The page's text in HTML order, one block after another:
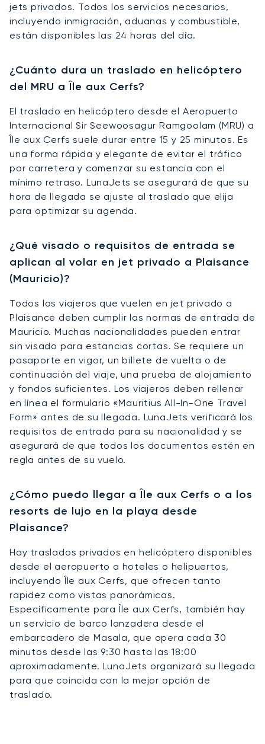
jets privados. Todos los servicios necesarios,
incluyendo inmigración, aduanas y combustible,
están disponibles las 24 horas del día.
¿Cuánto dura un traslado en helicóptero
del MRU a Île aux Cerfs?
El traslado en helicóptero desde el Aeropuerto
Internacional Sir Seewoosagur Ramgoolam (MRU) a
Île aux Cerfs suele durar entre 15 y 25 minutos. Es
una forma rápida y elegante de evitar el tráfico
por carretera y comenzar su estancia con el
mínimo retraso. LunaJets se asegurará de que su
hora de llegada se ajuste al traslado que elija
para optimizar su agenda.
¿Qué visado o requisitos de entrada se
aplican al volar en jet privado a Plaisance
(Mauricio)?
Todos los viajeros que vuelen en jet privado a
Plaisance deben cumplir las normas de entrada de
Mauricio. Muchas nacionalidades pueden entrar
sin visado para estancias cortas. Se requiere un
pasaporte en vigor, un billete de vuelta o de
continuación del viaje, una prueba de alojamiento
y fondos suficientes. Los viajeros deben rellenar
en línea el formulario «Mauritius All-In-One Travel
Form» antes de su llegada. LunaJets verificará los
requisitos de entrada para su nacionalidad y se
asegurará de que todos los documentos estén en
regla antes de su vuelo.
¿Cómo puedo llegar a Île aux Cerfs o a los
resorts de lujo en la playa desde
Plaisance?
Hay traslados privados en helicóptero disponibles
desde el aeropuerto a hoteles o helipuertos,
incluyendo Île aux Cerfs, que ofrecen tanto
rapidez como vistas panorámicas.
Específicamente para Île aux Cerfs, también hay
un servicio de barco lanzadera desde el
embarcadero de Masala, que opera cada 30
minutos desde las 9:30 hasta las 18:00
aproximadamente. LunaJets organizará su llegada
para que coincida con la mejor opción de
traslado.